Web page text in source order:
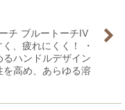
チ ブルートーチIV
、疲れにくく！ ・
ハンドルデザイン
を高め、あらゆる溶